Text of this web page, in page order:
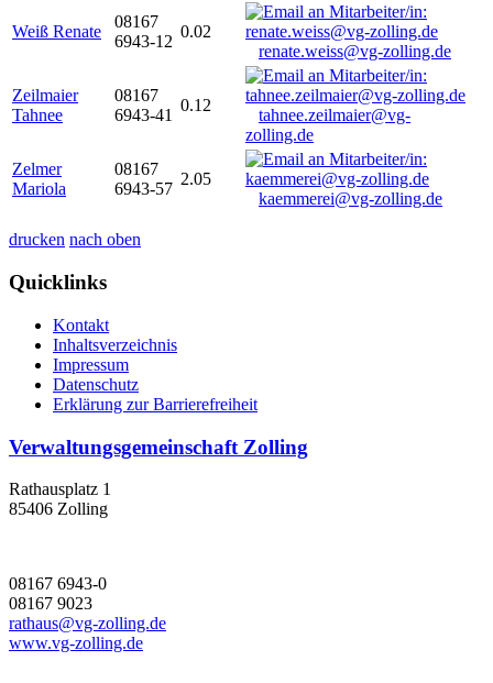
Weiß Renate
08167
6943-12
0.02
renate.weiss@vg-zolling.de
Zeilmaier
Tahnee
08167
6943-41
0.12
tahnee.zeilmaier@vg-
zolling.de
Zelmer
Mariola
08167
6943-57
2.05
kaemmerei@vg-zolling.de
drucken nach oben
Quicklinks
Kontakt
Inhaltsverzeichnis
Impressum
Datenschutz
Erklärung zur Barrierefreiheit
Verwaltungsgemeinschaft Zolling
Rathausplatz 1
85406 Zolling
08167 6943-0
08167 9023
rathaus@vg-zolling.de
www.vg-zolling.de